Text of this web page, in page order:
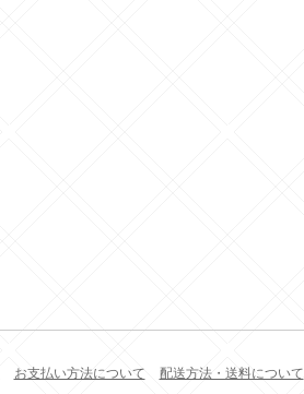
お支払い方法について 配送方法・送料について